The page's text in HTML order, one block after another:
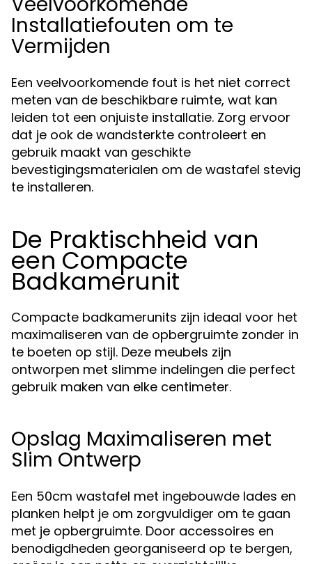
Installatiefouten om te
Vermijden
Een veelvoorkomende fout is het niet correct
meten van de beschikbare ruimte, wat kan
leiden tot een onjuiste installatie. Zorg ervoor
dat je ook de wandsterkte controleert en
gebruik maakt van geschikte
bevestigingsmaterialen om de wastafel stevig
te installeren.
De Praktischheid van
een Compacte
Badkamerunit
Compacte badkamerunits zijn ideaal voor het
maximaliseren van de opbergruimte zonder in
te boeten op stijl. Deze meubels zijn
ontworpen met slimme indelingen die perfect
gebruik maken van elke centimeter.
Opslag Maximaliseren met
Slim Ontwerp
Een 50cm wastafel met ingebouwde lades en
planken helpt je om zorgvuldiger om te gaan
met je opbergruimte. Door accessoires en
benodigdheden georganiseerd op te bergen,